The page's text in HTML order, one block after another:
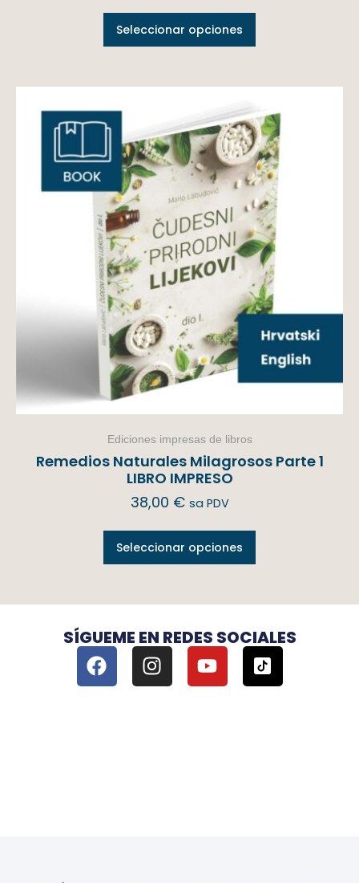
Seleccionar opciones
Ediciones impresas de libros
Remedios Naturales Milagrosos Parte 1
LIBRO IMPRESO
38,00 € sa PDV
Seleccionar opciones
SÍGUEME EN REDES SOCIALES